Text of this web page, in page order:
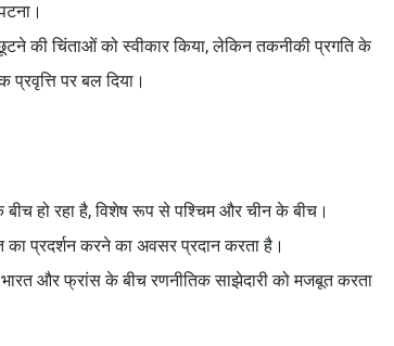
की चिंताओं को स्वीकार किया, लेकिन तकनीकी प्रगति के
पर बल दिया।
बीच हो रहा है, विशेष रूप से पश्चिम और चीन के बीच।
का प्रदर्शन करने का अवसर प्रदान करता है।
भारत और फ्रांस के बीच रणनीतिक साझेदारी को मजबूत करता